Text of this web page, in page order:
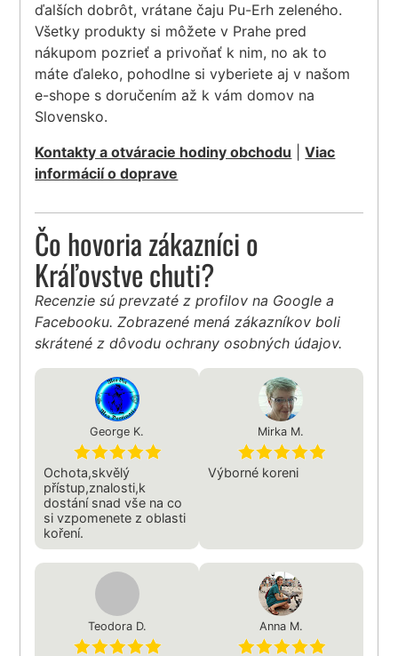
ďalších dobrôt, vrátane čaju Pu-Erh zeleného.
Všetky produkty si môžete v Prahe pred
nákupom pozrieť a privoňať k nim, no ak to
máte ďaleko, pohodlne si vyberiete aj v našom
e-shope s doručením až k vám domov na
Slovensko.
Kontakty a otváracie hodiny obchodu |Viac
informácií o doprave
Čo hovoria zákazníci o
Kráľovstve chuti?
Recenzie sú prevzaté z profilov na Google a
Facebooku. Zobrazené mená zákazníkov boli
skrátené z dôvodu ochrany osobných údajov.
George K.
Ochota,skvělý
přístup,znalosti,k
dostání snad vše na co
si vzpomenete z oblasti
koření.
Mirka M.
Výborné koreni
Teodora D. Anna M.